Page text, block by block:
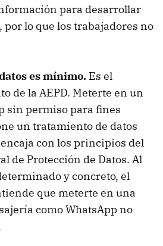
para desarrollar
lo que los trabajadores no
es mínimo. Es el
de la AEPD. Meterte en un
sin permiso para fines
un tratamiento de datos
con los principios del
de Protección de Datos. Al
y concreto, el
que meterte en una
como WhatsApp no